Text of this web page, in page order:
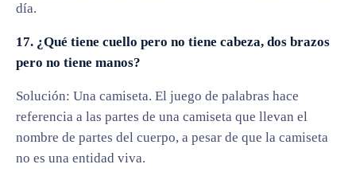
día.
17. ¿Qué tiene cuello pero no tiene cabeza, dos brazos
pero no tiene manos?
Solución: Una camiseta. El juego de palabras hace
referencia a las partes de una camiseta que llevan el
nombre de partes del cuerpo, a pesar de que la camiseta
no es una entidad viva.